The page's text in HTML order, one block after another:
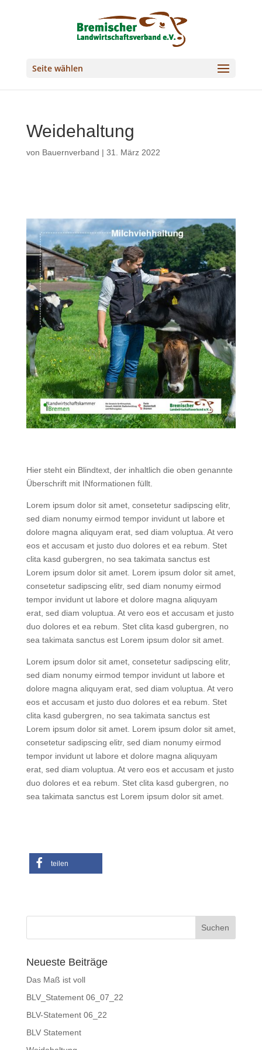
Seite wählen
Weidehaltung
von Bauernverband | 31. März 2022
Hier steht ein Blindtext, der inhaltlich die oben genannte
Überschrift mit INformationen füllt.
Lorem ipsum dolor sit amet, consetetur sadipscing elitr,
sed diam nonumy eirmod tempor invidunt ut labore et
dolore magna aliquyam erat, sed diam voluptua. At vero
eos et accusam et justo duo dolores et ea rebum. Stet
clita kasd gubergren, no sea takimata sanctus est
Lorem ipsum dolor sit amet. Lorem ipsum dolor sit amet,
consetetur sadipscing elitr, sed diam nonumy eirmod
tempor invidunt ut labore et dolore magna aliquyam
erat, sed diam voluptua. At vero eos et accusam et justo
duo dolores et ea rebum. Stet clita kasd gubergren, no
sea takimata sanctus est Lorem ipsum dolor sit amet.
Lorem ipsum dolor sit amet, consetetur sadipscing elitr,
sed diam nonumy eirmod tempor invidunt ut labore et
dolore magna aliquyam erat, sed diam voluptua. At vero
eos et accusam et justo duo dolores et ea rebum. Stet
clita kasd gubergren, no sea takimata sanctus est
Lorem ipsum dolor sit amet. Lorem ipsum dolor sit amet,
consetetur sadipscing elitr, sed diam nonumy eirmod
tempor invidunt ut labore et dolore magna aliquyam
erat, sed diam voluptua. At vero eos et accusam et justo
duo dolores et ea rebum. Stet clita kasd gubergren, no
sea takimata sanctus est Lorem ipsum dolor sit amet.
teilen
Neueste Beiträge
Das Maß ist voll
BLV_Statement 06_07_22
BLV-Statement 06_22
BLV Statement